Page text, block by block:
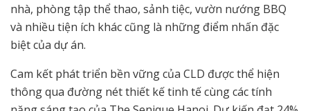
nhà, phòng tập thể thao, sảnh tiệc, vườn nướng BBQ
và nhiều tiện ích khác cũng là những điểm nhấn đặc
biệt của dự án.
Cam kết phát triển bền vững của CLD được thể hiện
thông qua đường nét thiết kế tinh tế cùng các tính